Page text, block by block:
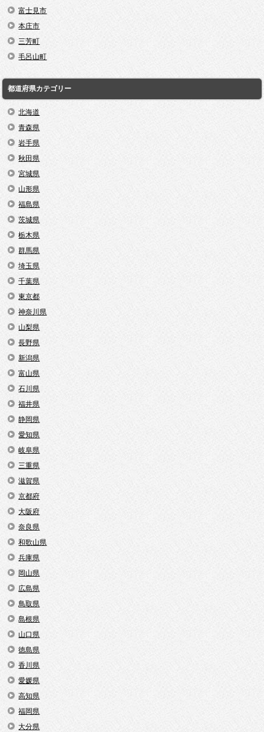
富士見市
本庄市
三芳町
毛呂山町
都道府県カテゴリー
北海道
青森県
岩手県
秋田県
宮城県
山形県
福島県
茨城県
栃木県
群馬県
埼玉県
千葉県
東京都
神奈川県
山梨県
長野県
新潟県
富山県
石川県
福井県
静岡県
愛知県
岐阜県
三重県
滋賀県
京都府
大阪府
奈良県
和歌山県
兵庫県
岡山県
広島県
鳥取県
島根県
山口県
徳島県
香川県
愛媛県
高知県
福岡県
大分県